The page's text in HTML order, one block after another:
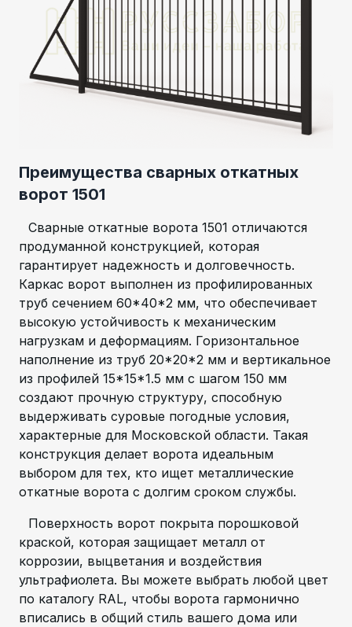
Преимущества сварных откатных
ворот 1501
Сварные откатные ворота 1501 отличаются
продуманной конструкцией, которая
гарантирует надежность и долговечность.
Каркас ворот выполнен из профилированных
труб сечением 60*40*2 мм, что обеспечивает
высокую устойчивость к механическим
нагрузкам и деформациям. Горизонтальное
наполнение из труб 20*20*2 мм и вертикальное
из профилей 15*15*1.5 мм с шагом 150 мм
создают прочную структуру, способную
выдерживать суровые погодные условия,
характерные для Московской области. Такая
конструкция делает ворота идеальным
выбором для тех, кто ищет металлические
откатные ворота с долгим сроком службы.
Поверхность ворот покрыта порошковой
краской, которая защищает металл от
коррозии, выцветания и воздействия
ультрафиолета. Вы можете выбрать любой цвет
по каталогу RAL, чтобы ворота гармонично
вписались в общий стиль вашего дома или